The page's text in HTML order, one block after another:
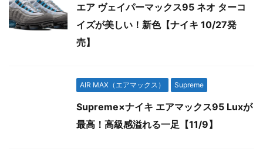
エア ヴェイパーマックス95 ネオ ターコ
イズが美しい！新色【ナイキ 10/27発
売】
AIR MAX（エアマックス） Supreme
Supreme×ナイキ エアマックス95 Luxが
最高！高級感溢れる一足【11/9】